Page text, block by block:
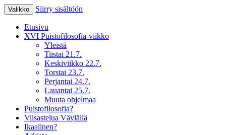
Puistofilosofia
15.-19.7.2025
Valikko Siirry sisältöön
Etusivu
XVI Puistofilosofia-viikko
Yleistä
Tiistai 21.7.
Keskiviikko 22.7.
Torstai 23.7.
Perjantai 24.7.
Lauantai 25.7.
Muuta ohjelmaa
Puistofilosofia?
Viisastelua Väylällä
Ikaalinen?